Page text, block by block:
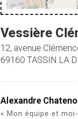
Vessière
12, avenue
69160 TASSIN LA
Alexandre
« Mon équipe et